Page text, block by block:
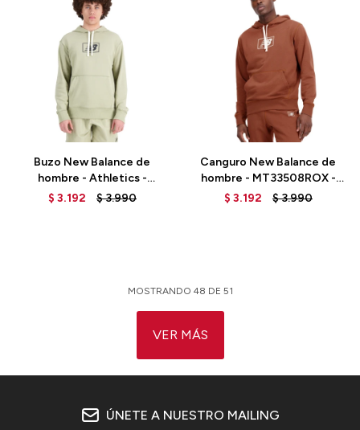
Buzo New Balance de
hombre - Athletics -
MT33508FUG - GREEN
$ 3.192 $3.990
Canguro New Balance de
hombre - MT33508ROX -
BROWN
$ 3.192 $3.990
MOSTRANDO 48 DE 51
VER MÁS
ÚNETE A NUESTRO MAILING